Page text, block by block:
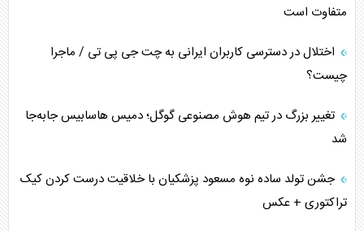
متفاوت است
اختلال در دسترسی کاربران ایرانی به چت جی پی تی / ماجرا
چیست؟
تغییر بزرگ در تیم هوش مصنوعی گوگل؛ دمیس هاسابیس جابه‌جا
شد
جشن تولد ساده نوه مسعود پزشکیان با خلاقیت درست کردن کیک
تراکتوری + عکس